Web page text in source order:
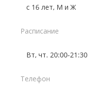
с 16 лет, М и Ж
Расписание
Вт, чт. 20:00-21:30
Телефон